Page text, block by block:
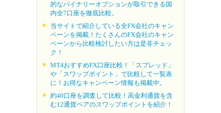
的なバイナリーオプションが取引できる国
内全7口座を徹底比較。
当サイトで紹介している全FX会社のキャン
ペーンを掲載！たくさんのFX会社のキャン
ペーンから比較検討したい方は是非チェッ
ク！
MT4おすすめFX口座比較！「スプレッド」
や「スワップポイント」で比較して一覧表
に！お得なキャンペーン情報も掲載中。
約40口座を調査して比較！高金利通貨を含
む12通貨ペアのスワップポイントを紹介！